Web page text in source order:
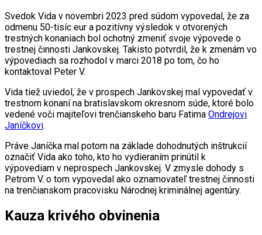
Svedok Vida v novembri 2023 pred súdom vypovedal, že za
odmenu 50-tisíc eur a pozitívny výsledok v otvorených
trestných konaniach bol ochotný zmeniť svoje výpovede o
trestnej činnosti Jankovskej. Takisto potvrdil, že k zmenám vo
výpovediach sa rozhodol v marci 2018 po tom, čo ho
kontaktoval Peter V.
Vida tiež uviedol, že v prospech Jankovskej mal vypovedať v
trestnom konaní na bratislavskom okresnom súde, ktoré bolo
vedené voči majiteľovi trenčianskeho baru Fatima Ondrejovi
Janíčkovi.
Práve Janíčka mal potom na základe dohodnutých inštrukcií
označiť Vida ako toho, kto ho vydieraním prinútil k
výpovediam v neprospech Jankovskej. V zmysle dohody s
Petrom V. o tom vypovedal ako oznamovateľ trestnej činnosti
na trenčianskom pracovisku Národnej kriminálnej agentúry.
Kauza krivého obvinenia